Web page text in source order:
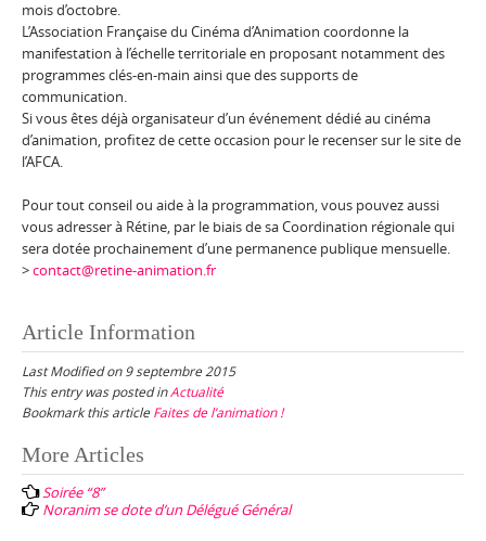
mois d’octobre.
L’Association Française du Cinéma d’Animation coordonne la
manifestation à l’échelle territoriale en proposant notamment des
programmes clés-en-main ainsi que des supports de
communication.
Si vous êtes déjà organisateur d’un événement dédié au cinéma
d’animation, profitez de cette occasion pour le recenser sur le site de
l’AFCA.
Pour tout conseil ou aide à la programmation, vous pouvez aussi
vous adresser à Rétine, par le biais de sa Coordination régionale qui
sera dotée prochainement d’une permanence publique mensuelle.
>contact@retine-animation.fr
Article Information
Last Modified on 9 septembre 2015
This entry was posted inActualité
Bookmark this article Faites de l’animation !
Post
navigation
More Articles
Soirée “8”
Noranim se dote d’un Délégué Général